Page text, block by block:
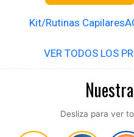
Kit/Rutinas Capilares
VER TODOS LOS
Desliza para ver